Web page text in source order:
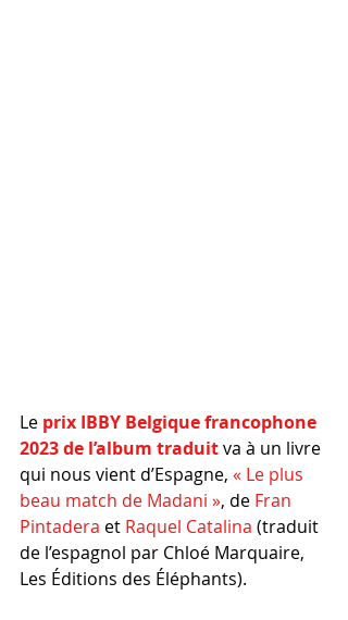
Le prix IBBY Belgique francophone
2023 de l’album traduit va à un livre
qui nous vient d’Espagne, « Le plus
beau match de Madani », de Fran
Pintadera et Raquel Catalina (traduit
de l’espagnol par Chloé Marquaire,
Les Éditions des Éléphants).